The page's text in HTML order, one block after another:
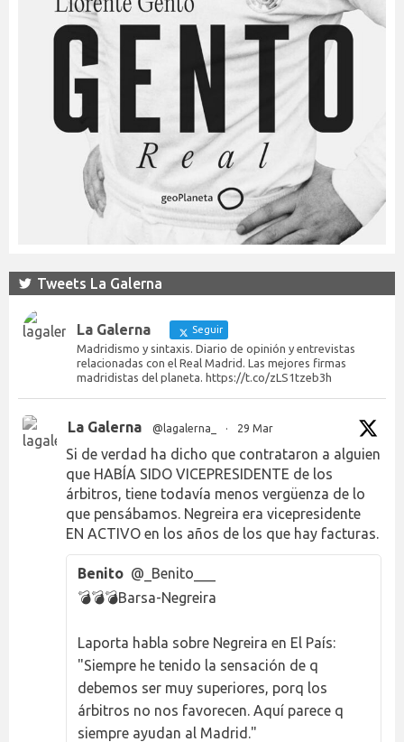
Tweets La Galerna
La Galerna Seguir
Madridismo y sintaxis. Diario de opinión y entrevistas
relacionadas con el Real Madrid. Las mejores firmas
madridistas del planeta. https://t.co/zLS1tzeb3h
La Galerna @lagalerna_ · 29 Mar
Si de verdad ha dicho que contrataron a alguien
que HABÍA SIDO VICEPRESIDENTE de los
árbitros, tiene todavía menos vergüenza de lo
que pensábamos. Negreira era vicepresidente
EN ACTIVO en los años de los que hay facturas.
Benito @_Benito___
💣💣💣Barsa-Negreira
Laporta habla sobre Negreira en El País:
"Siempre he tenido la sensación de q
debemos ser muy superiores, porq los
árbitros no nos favorecen. Aquí parece q
siempre ayudan al Madrid."